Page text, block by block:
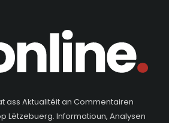
ass Aktualitéit an Commentairen
Lëtzebuerg. Informatioun, Analysen